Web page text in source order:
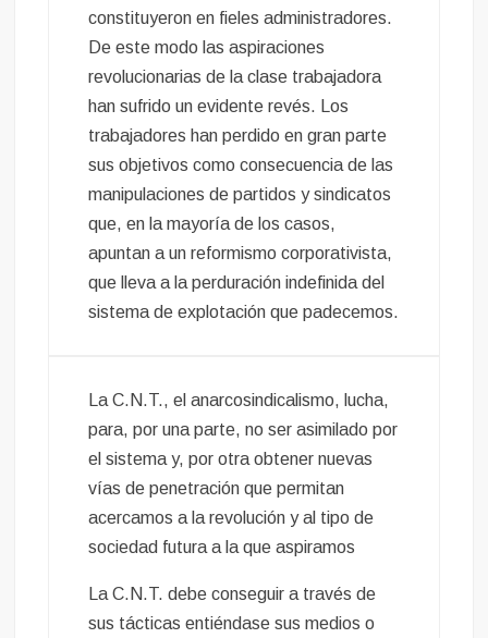
constituyeron en fieles administradores.
De este modo las aspiraciones
revolucionarias de la clase trabajadora
han sufrido un evidente revés. Los
trabajadores han perdido en gran parte
sus objetivos como consecuencia de las
manipulaciones de partidos y sindicatos
que, en la mayoría de los casos,
apuntan a un reformismo corporativista,
que lleva a la perduración indefinida del
sistema de explotación que padecemos.
La C.N.T., el anarcosindicalismo, lucha,
para, por una parte, no ser asimilado por
el sistema y, por otra obtener nuevas
vías de penetración que permitan
acercamos a la revolución y al tipo de
sociedad futura a la que aspiramos
La C.N.T. debe conseguir a través de
sus tácticas entiéndase sus medios o